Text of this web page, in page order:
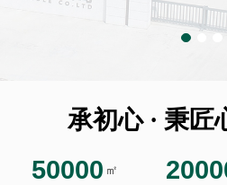
承初心 · 秉匠
50000 ㎡